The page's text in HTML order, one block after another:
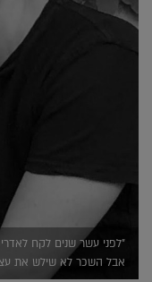
"לפני עשר שנים לקח
אבל השכר לא שילש את